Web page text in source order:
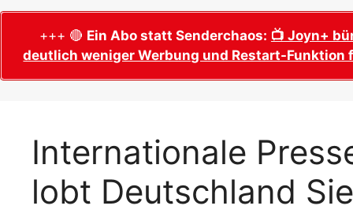
Wer wird Fußball-Weltmeister 2026?
Alle WM 2026 Trainer
Alle Fußball Weltmeister
Adidas Trionda: offizielle WM 2026
Spielball
WM 2026
Termine,
WM 2026
WM 2026
WM 2026
Spielort
+++ 🔴 Ein Abo statt Senderchaos: 📺 Joyn+
deutlich weniger Werbung und Restart-
Internationale
lobt Deutschland